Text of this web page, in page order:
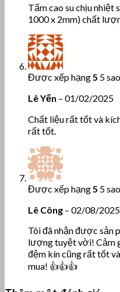
Tấm cao su chịu nhiệt
1000 x 2mm) chất
Được xếp hạng5 5 sao
Lê Yến – 01/02/2025
Chất liệu rất tốt và
rất tốt.
Được xếp hạng5 5 sao
Lê Công – 02/08/2025
Tôi đã nhận được sản
lượng tuyệt vời! Cảm
đệm kín cũng rất tốt
mua! 👍👍👍